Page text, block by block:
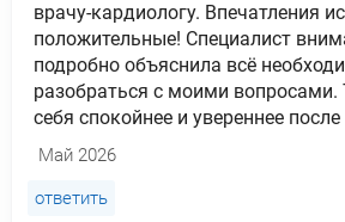
врачу-кардиологу. Впечатления
положительные! Специалист
подробно объяснила всё
разобраться с моими вопросами.
себя спокойнее и увереннее
Май 2026
ответить